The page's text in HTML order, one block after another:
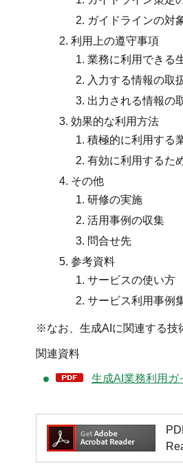
ガイドラインの対
利用上の遵守事項
業務に利用できる
入力する情報の取
出力される情報の
効果的な利用方法
積極的に利用する
有効に利用するた
その他
研修の実施
活用事例の収集
問合せ先
参考資料
サービスの使い方
サービス利用事例
※なお、生成AIに関連する技
関連資料
生成AI業務利用ガ